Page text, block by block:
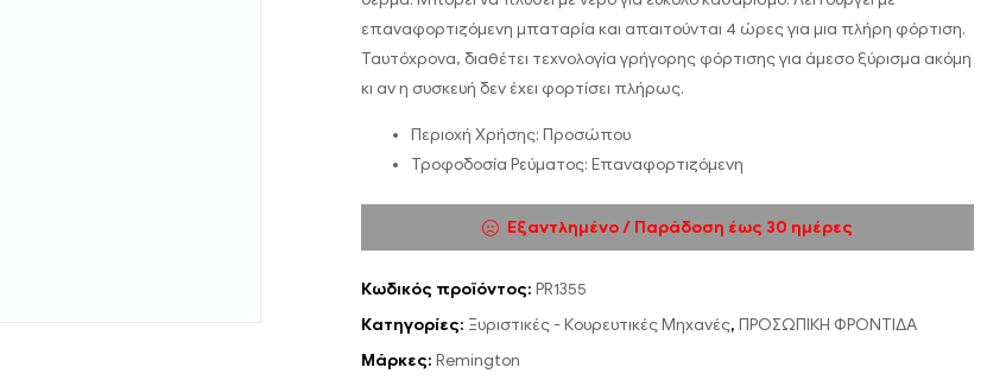
επαναφορτιζόμενη μπαταρία και απαιτούνται 4 ώρες για μια πλήρη φόρτιση.
Ταυτόχρονα, διαθέτει τεχνολογία γρήγορης φόρτισης για άμεσο ξύρισμα ακόμη
κι αν η συσκευή δεν έχει φορτίσει πλήρως.
Περιοχή Χρήσης: Προσώπου
Τροφοδοσία Ρεύματος: Επαναφορτιζόμενη
Εξαντλημένο / Παράδοση έως 30 ημέρες
Κωδικός προϊόντος: PR1355
Κατηγορίες: Ξυριστικές - Κουρευτικές Μηχανές, ΠΡΟΣΩΠΙΚΗ ΦΡΟΝΤΙΔΑ
Μάρκες: Remington